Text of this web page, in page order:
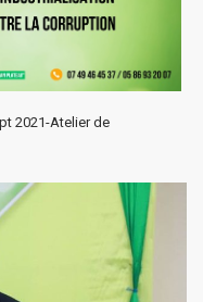
2021-Atelier de